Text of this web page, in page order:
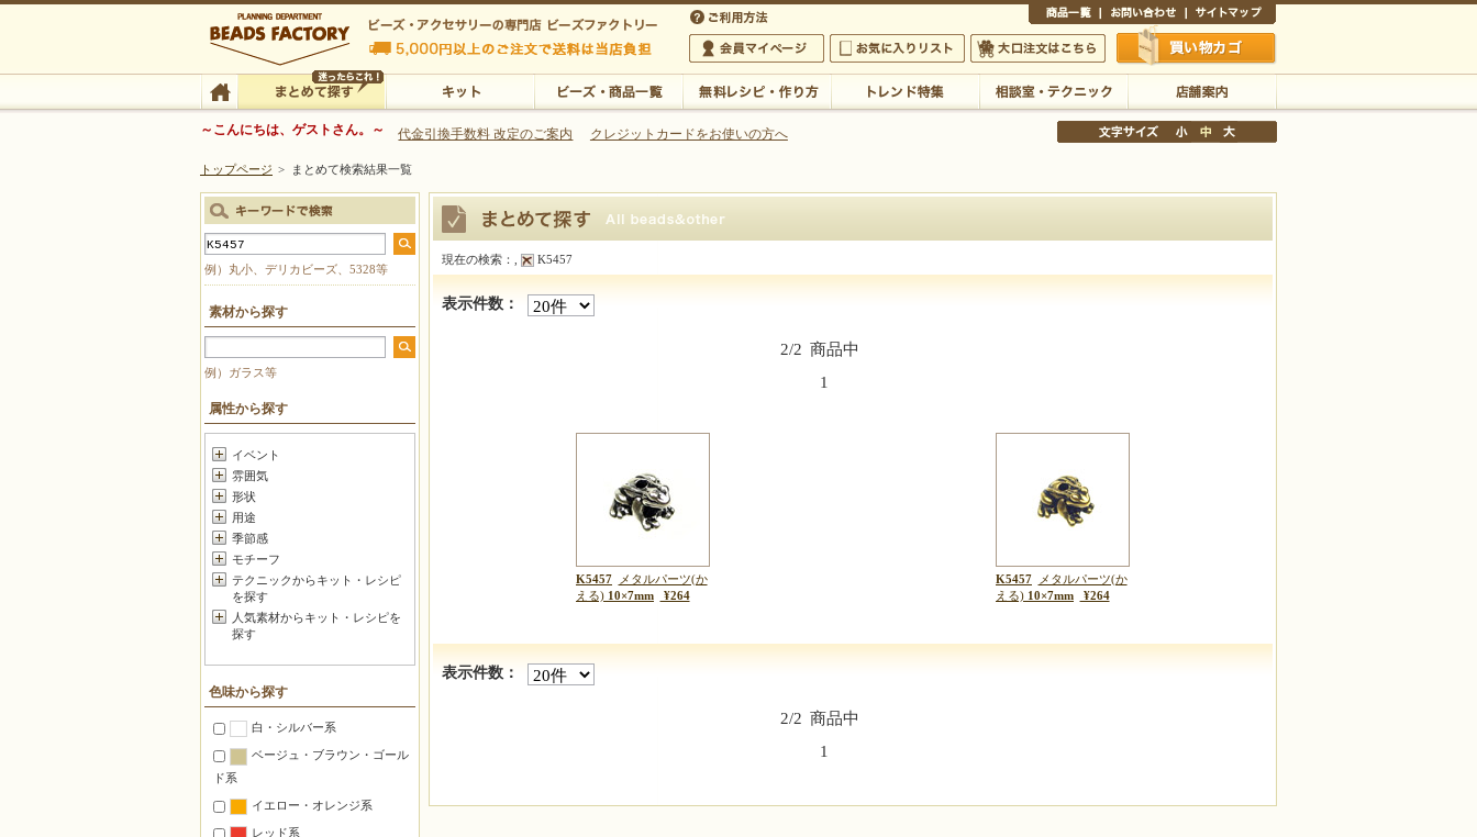
ビーズファクトリー ビーズ・パーツ・金具など・アクセサリーの専門店
ビーズ・アクセサリーの専門店 ビーズファクトリー 5,000円以上のご注文で送料は当店が負担いたします
ビーズ・アクセサリーの専門店 ビーズファクトリー 5,000円以上のご注文で送料は当店が負担いたします
会員マイページ
お気に入りリスト 大口注文はこちら 買い物かご
TOP まとめて探す キット
～こんにちは、ゲストさん。～ 代金引換手数料 改定のご案内 クレジットカードをお使いの方へ
トップページ > まとめて検索結果一覧
まとめて探す
現在の検索： K5457
表示件数：
2/2 商品中
1
K5457
メタルパーツ(か
える) 10×7mm ¥264
K5457
メタルパーツ(か
える) 10×7mm ¥264
表示件数：
2/2 商品中
1
例）丸小、デリカビーズ、5328等
素材から探す
例）ガラス等
属性から探す
イベント
雰囲気
形状
用途
季節感
モチーフ
テクニックからキット・レシピ
を探す
人気素材からキット・レシピを
探す
色味から探す
白・シルバー系
ベージュ・ブラウン・ゴール
ド系
イエロー・オレンジ系
レッド系